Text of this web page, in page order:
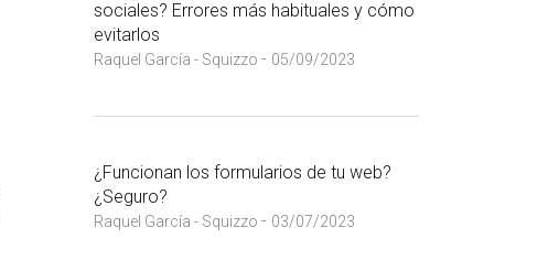
sociales? Errores más habituales y cómo
evitarlos
Raquel García - Squizzo - 05/09/2023
¿Funcionan los formularios de tu web?
¿Seguro?
Raquel García - Squizzo - 03/07/2023